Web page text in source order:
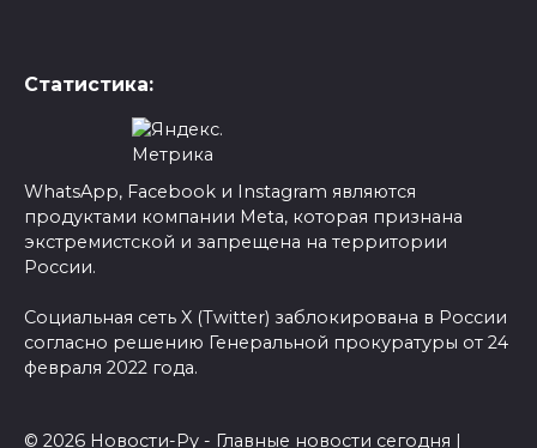
Статистика:
WhatsApp, Facebook и Instagram являются
продуктами компании Meta, которая признана
экстремистской и запрещена на территории
России.
Социальная сеть X (Twitter) заблокирована в России
согласно решению Генеральной прокуратуры от 24
февраля 2022 года.
© 2026 Новости-Ру - Главные новости сегодня |